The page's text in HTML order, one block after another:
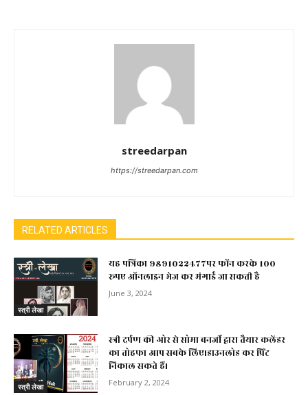
streedarpan
https://streedarpan.com
RELATED ARTICLES
स्त्री लेखा
यह पत्रिका 9891022477पर फोंन करके 100
रूपए ऑनलाइन भेज कर मंगाई जा सकती है
June 3, 2024
स्त्री लेखा
स्त्री दर्पण की ओर से सोमा बनर्जी द्वारा तैयार कलेंडर
का तोहफा आप सबके लिए।डाउनलोड कर प्रिंट
निकाल सकते हैं।
February 2, 2024